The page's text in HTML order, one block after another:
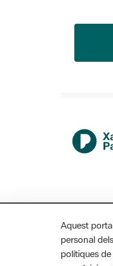
Aquest
personal
polítiques